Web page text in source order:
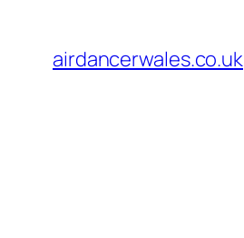
content
airdancerwales.co.uk